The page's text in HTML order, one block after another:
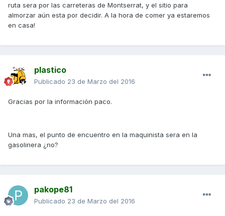
ruta sera por las carreteras de Montserrat, y el sitio para
almorzar aún esta por decidir. A la hora de comer ya estaremos
en casa!
plastico
Publicado 23 de Marzo del 2016
Gracias por la información paco.
Una mas, el punto de encuentro en la maquinista sera en la
gasolinera ¿no?
pakope81
Publicado 23 de Marzo del 2016